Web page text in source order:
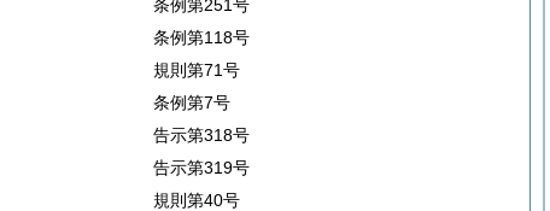
条例第251号
条例第118号
規則第71号
条例第7号
告示第318号
告示第319号
規則第40号